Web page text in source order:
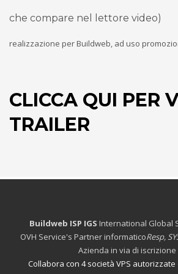
che compare nel lettore video)
realizzazione per Buildweb, ad uso
CLICCA QUI PER
TRAILER
Buildweb ISP IGS International Global
OVH Service's Partner informaticoResp,
Azienda in via di iscrizione
Collabora con 4 società VPS autorizzate